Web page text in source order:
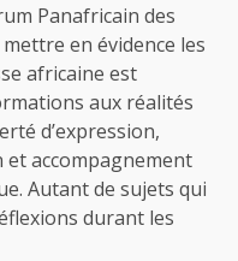
Panafricain des
en évidence les
africaine est
aux réalités
d’expression,
accompagnement
Autant de sujets qui
durant les